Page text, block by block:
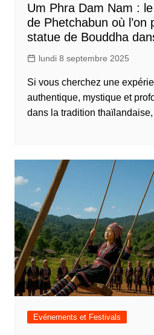
Um Phra Dam Nam :
de Phetchabun où l’on
statue de Bouddha
lundi 8 septembre 2025
Si vous cherchez une
authentique, mystique et
dans la tradition thaïlandaise,
Evénements et Festivals